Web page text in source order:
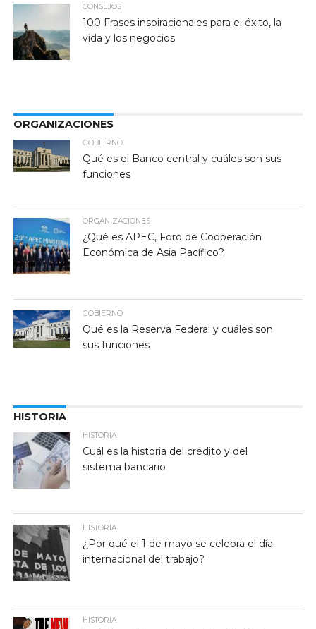
CONSEJOS
100 Frases inspiracionales para el éxito, la
vida y los negocios
ORGANIZACIONES
GOBIERNO
Qué es el Banco central y cuáles son sus
funciones
ORGANIZACIONES
¿Qué es APEC, Foro de Cooperación
Económica de Asia Pacífico?
GOBIERNO
Qué es la Reserva Federal y cuáles son
sus funciones
HISTORIA
HISTORIA
Cuál es la historia del crédito y del
sistema bancario
HISTORIA
¿Por qué el 1 de mayo se celebra el día
internacional del trabajo?
HISTORIA